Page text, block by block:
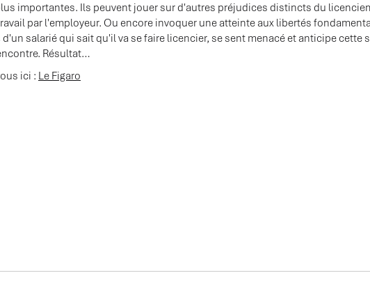
importantes. Ils peuvent jouer sur d'autres préjudices distincts du
par l'employeur. Ou encore invoquer une atteinte aux libertés
d'un salarié qui sait qu'il va se faire licencier, se sent menacé et anticipe
Résultat…
ici : Le Figaro